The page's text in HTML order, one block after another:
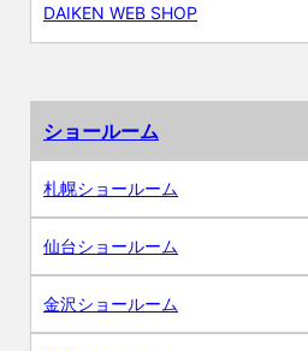
DAIKEN WEB SHOP
ショールーム
札幌ショールーム
仙台ショールーム
金沢ショールーム